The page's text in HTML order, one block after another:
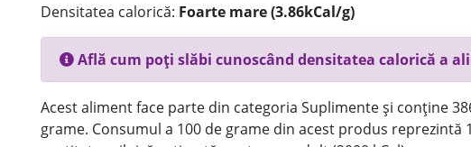
Densitatea calorică: Foarte mare (3.86kCal/g)
Află cum poți slăbi cunoscând densitatea calorică a
Acest aliment face parte din categoria Suplimente și conține
grame. Consumul a 100 de grame din acest produs reprezintă